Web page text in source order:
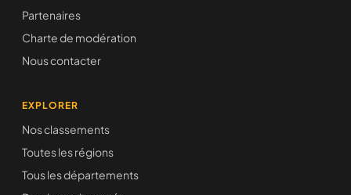
Partenaires
Charte de modération
Nous contacter
EXPLORER
Nos classements
Toutes les régions
Tous les départements